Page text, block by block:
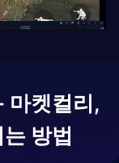
마켓컬리,
방법